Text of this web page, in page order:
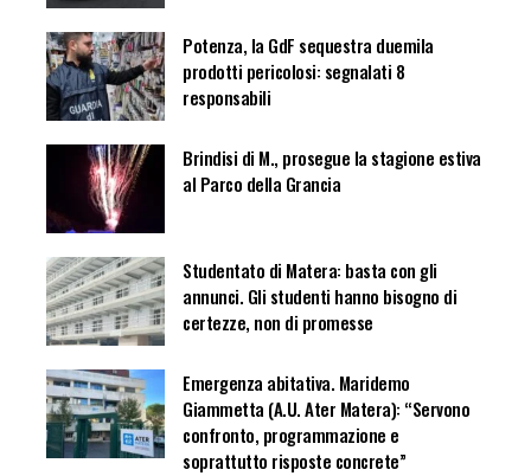
Potenza, la GdF sequestra duemila
prodotti pericolosi: segnalati 8
responsabili
Brindisi di M., prosegue la stagione estiva
al Parco della Grancia
Studentato di Matera: basta con gli
annunci. Gli studenti hanno bisogno di
certezze, non di promesse
Emergenza abitativa. Maridemo
Giammetta (A.U. Ater Matera): “Servono
confronto, programmazione e
soprattutto risposte concrete”